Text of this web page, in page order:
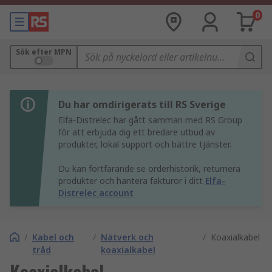
0
Sök efter MPN
Du har omdirigerats till RS Sverige
Elfa-Distrelec har gått samman med RS Group
för att erbjuda dig ett bredare utbud av
produkter, lokal support och bättre tjänster.
Du kan fortfarande se orderhistorik, returnera
produkter och hantera fakturor i ditt Elfa-
Distrelec account
/ Kabel och
tråd
/ Nätverk och
koaxialkabel
/ Koaxialkabel